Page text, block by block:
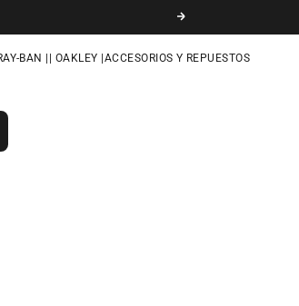
SIGUIENTE
BAN | | OAKLEY | ACCESORIOS Y REPUESTOS